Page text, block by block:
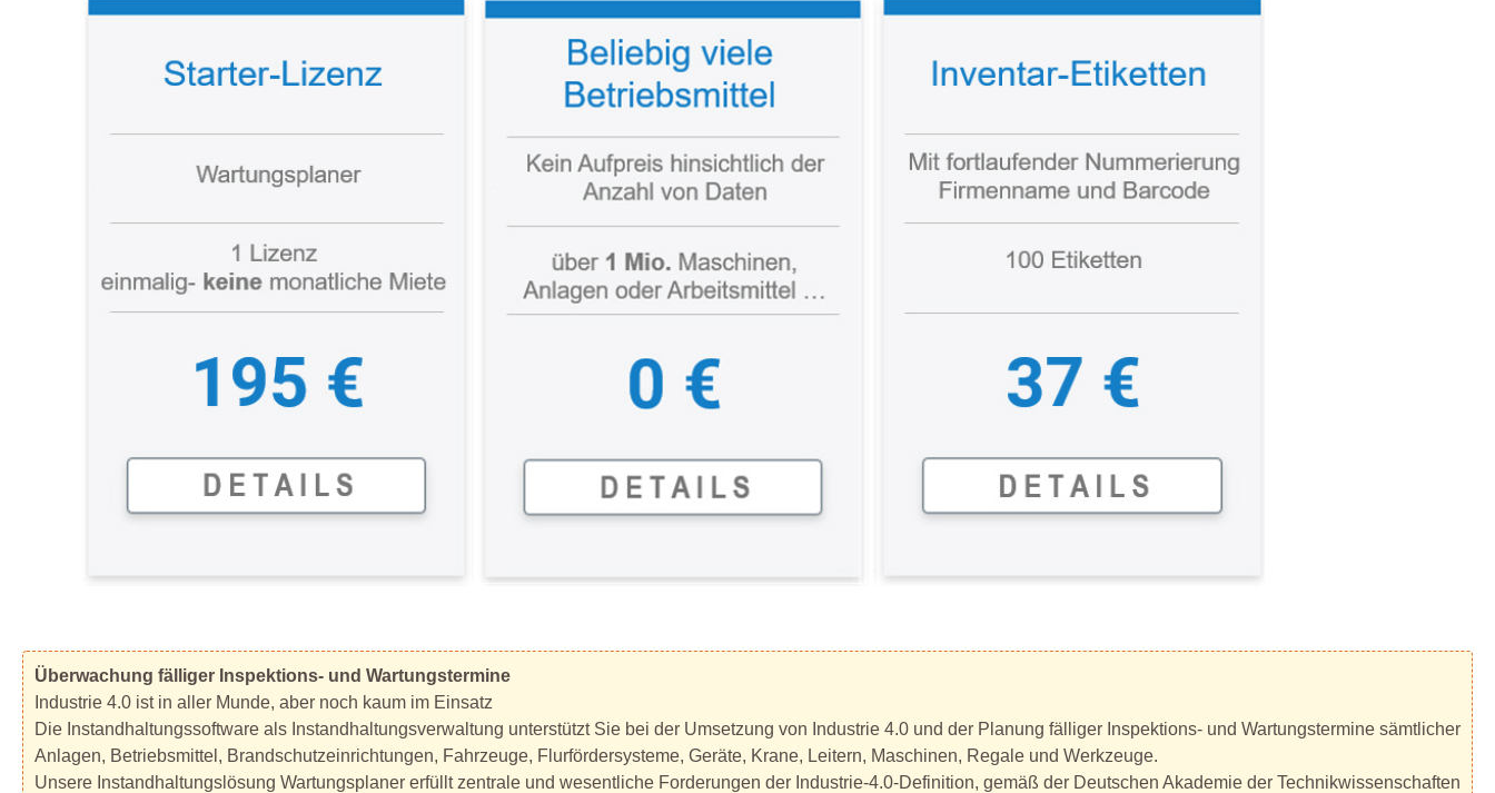
Überwachung fälliger Inspektions- und Wartungstermine
Industrie 4.0 ist in aller Munde, aber noch kaum im Einsatz
Die Instandhaltungssoftware als Instandhaltungsverwaltung unterstützt Sie bei der Umsetzung von Industrie 4.0 und der Planung fälliger Inspektions- und Wartungstermine sämtlicher
Anlagen, Betriebsmittel, Brandschutzeinrichtungen, Fahrzeuge, Flurfördersysteme, Geräte, Krane, Leitern, Maschinen, Regale und Werkzeuge.
Unsere Instandhaltungslösung Wartungsplaner erfüllt zentrale und wesentliche Forderungen der Industrie-4.0-Definition, gemäß der Deutschen Akademie der Technikwissenschaften